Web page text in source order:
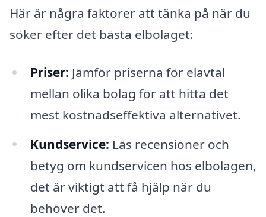
Här är några faktorer att tänka på när du
söker efter det bästa elbolaget:
Priser: Jämför priserna för elavtal
mellan olika bolag för att hitta det
mest kostnadseffektiva alternativet.
Kundservice: Läs recensioner och
betyg om kundservicen hos elbolagen,
det är viktigt att få hjälp när du
behöver det.